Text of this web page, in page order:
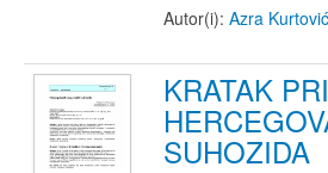
Autor(i): Azra Kurtović
KRATAK
SUHOZIDA